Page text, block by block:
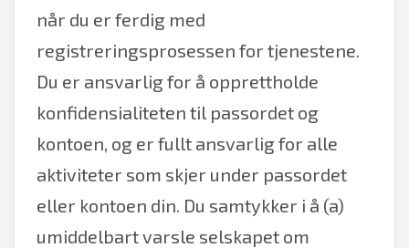
når du er ferdig med
registreringsprosessen for tjenestene.
Du er ansvarlig for å opprettholde
konfidensialiteten til passordet og
kontoen, og er fullt ansvarlig for alle
aktiviteter som skjer under passordet
eller kontoen din. Du samtykker i å (a)
umiddelbart varsle selskapet om